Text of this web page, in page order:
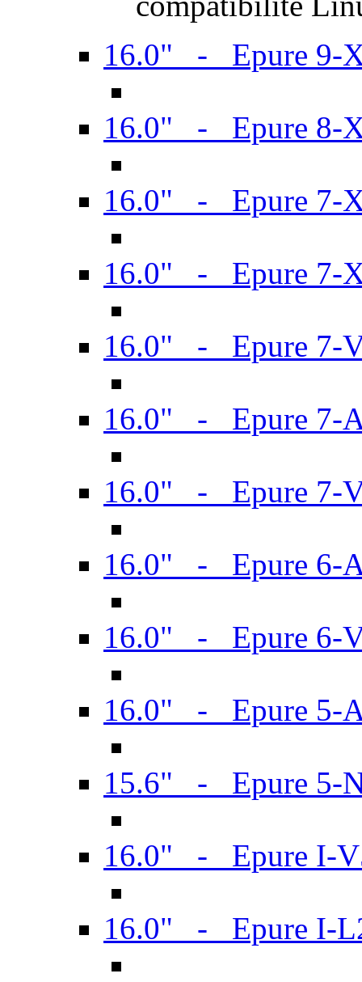
16.0" - Epure 9-
16.0" - Epure 8-
16.0" - Epure 7-
16.0" - Epure 7-
16.0" - Epure 7-
16.0" - Epure 7-
16.0" - Epure 7-
16.0" - Epure 6-
16.0" - Epure 6-
16.0" - Epure 5-
15.6" - Epure 5-
16.0" - Epure I-
16.0" - Epure I-